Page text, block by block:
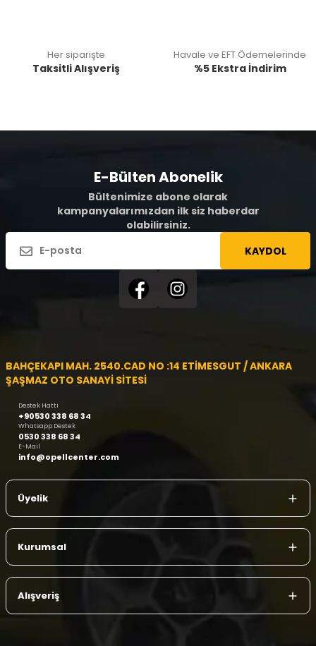
Her siparişte
Taksitli Alışveriş
Havale ve EFT Ödemelerinde
%5 Ekstra İndirim
E-Bülten Abonelik
Bültenimize abone olarak
kampanyalarımızdan ilk siz haberdar
olabilirsiniz.
KAYDOL
BAHÇEKAPI MAH. 2540.CAD NO :14 ETİMESGUT / ANKARA
ŞAŞMAZ OTO SANAYİ SİTESİ
Destek Hattı
+90530 338 68 34
Whatsapp Destek
0530 338 68 34
E-Mail
info@opellcenter.com
Üyelik
Kurumsal
Alışveriş